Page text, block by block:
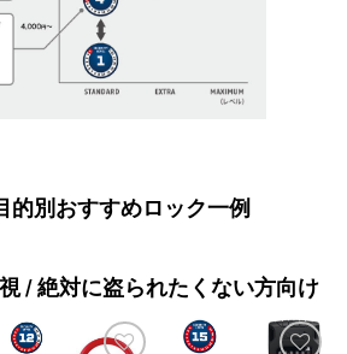
的別おすすめロック一例
/ 絶対に盗られたくない方向け